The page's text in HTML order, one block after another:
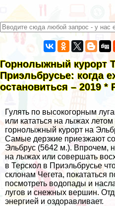
Горнолыжный курорт
Приэльбрусье: когда
остановиться – 2019 *
Гулять по высокогорным
или кататься на лыжах
горнолыжный курорт на
Самые дерзкие приезжают
Эльбрус (5642 м.). Впрочем,
на лыжах или совершать
в Терскол в Приэльбрусье
склонам Чегета,
посмотреть водопады и
лугов и снежных вершин.
энергией и оздоравливает.